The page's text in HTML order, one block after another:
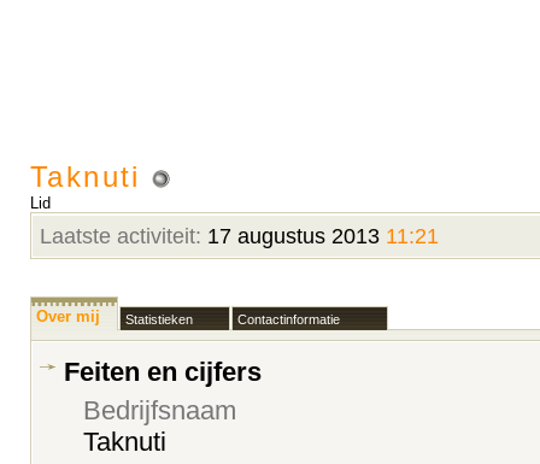
Taknuti
Lid
Laatste activiteit: 17 augustus 2013 11:21
Over mij Statistieken Contactinformatie
Feiten en cijfers
Bedrijfsnaam
Taknuti